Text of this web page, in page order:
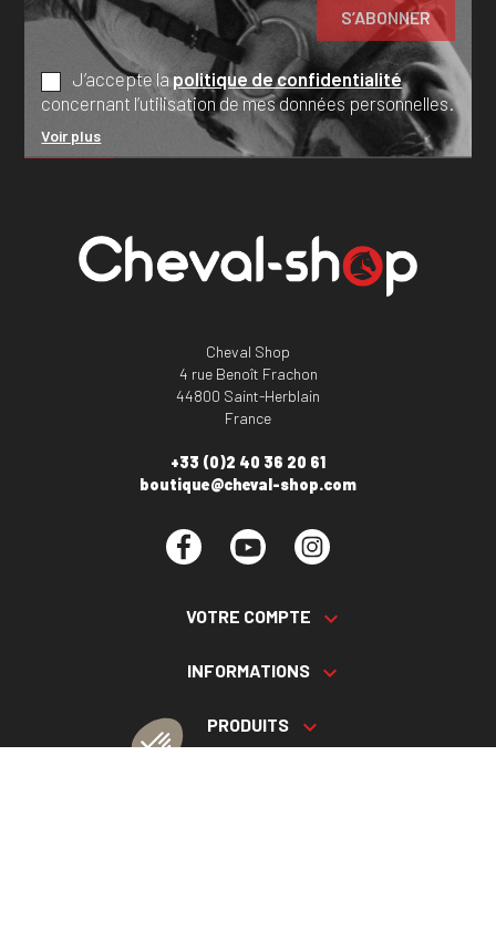
J’accepte lapolitique de confidentialité
concernant l’utilisation de mes données personnelles.
Voir plus
Cheval Shop
4 rue Benoît Frachon
44800 Saint-Herblain
France
+33 (0)2 40 36 20 61
boutique@cheval-shop.com
Facebook YouTube
VOTRE COMPTE 
INFORMATIONS 
PRODUITS 